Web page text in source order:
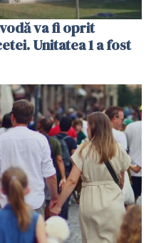
va fi oprit
Unitatea 1 a fost